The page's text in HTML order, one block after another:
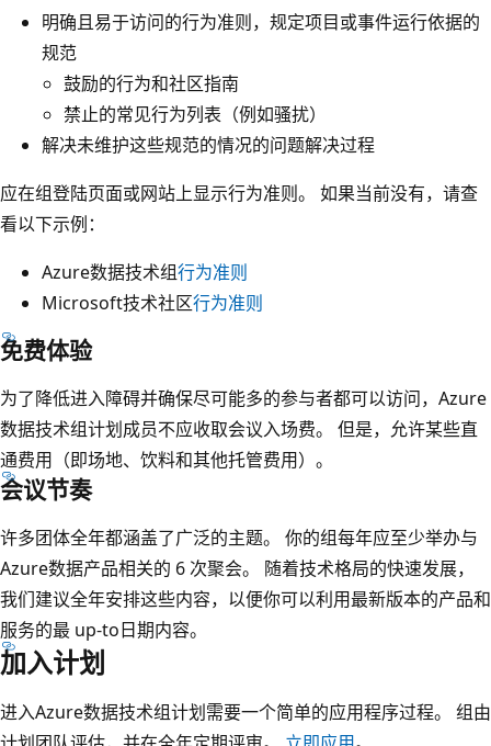
明确且易于访问的行为准则，规定项目或事件运行依据的
规范
鼓励的行为和社区指南
禁止的常见行为列表（例如骚扰）
解决未维护这些规范的情况的问题解决过程
应在组登陆页面或网站上显示行为准则。 如果当前没有，请查
看以下示例：
Azure数据技术组行为准则
Microsoft技术社区行为准则
免费体验
为了降低进入障碍并确保尽可能多的参与者都可以访问，Azure
数据技术组计划成员不应收取会议入场费。 但是，允许某些直
通费用（即场地、饮料和其他托管费用）。
会议节奏
许多团体全年都涵盖了广泛的主题。 你的组每年应至少举办与
Azure数据产品相关的 6 次聚会。 随着技术格局的快速发展，
我们建议全年安排这些内容，以便你可以利用最新版本的产品和
服务的最 up-to日期内容。
加入计划
进入Azure数据技术组计划需要一个简单的应用程序过程。 组由